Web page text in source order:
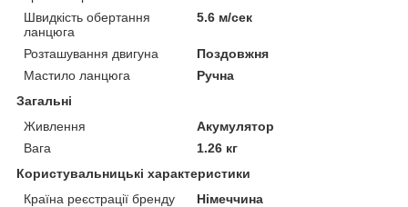
Швидкість обертання
ланцюга
5.6 м/сек
Розташування двигуна
Поздовжня
Мастило ланцюга
Ручна
Загальні
Живлення
Акумулятор
Вага
1.26 кг
Користувальницькі характеристики
Країна реєстрації бренду
Німеччина